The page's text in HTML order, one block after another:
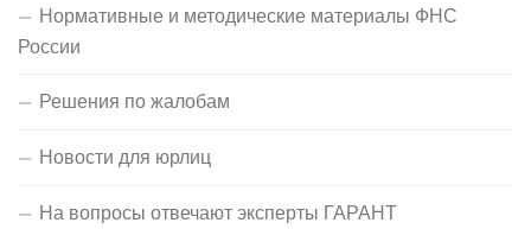
Нормативные и методические материалы ФНС
России
Решения по жалобам
Новости для юрлиц
На вопросы отвечают эксперты ГАРАНТ